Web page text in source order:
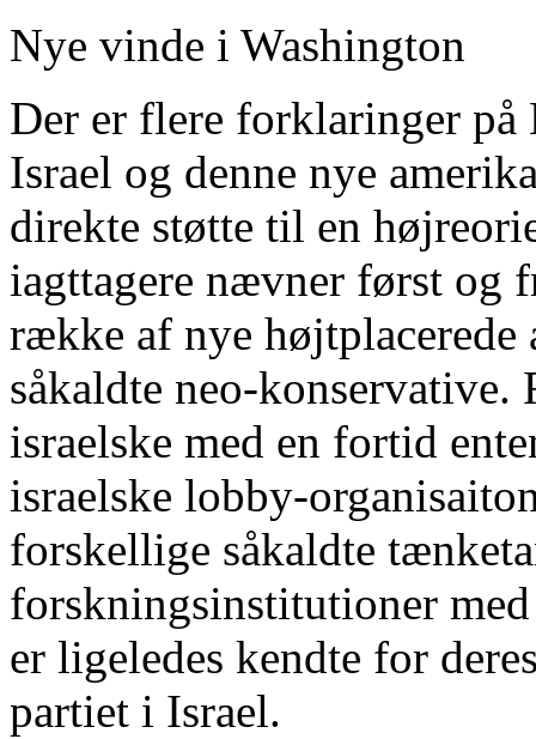
Nye vinde i Washington
Der er flere forklaringer på
Israel og denne nye
direkte støtte til en
iagttagere nævner først og
række af nye højtplacerede
såkaldte neo-konservative.
israelske med en fortid
israelske lobby-
forskellige såkaldte
forskningsinstitutioner
er ligeledes kendte for
partiet i Israel.